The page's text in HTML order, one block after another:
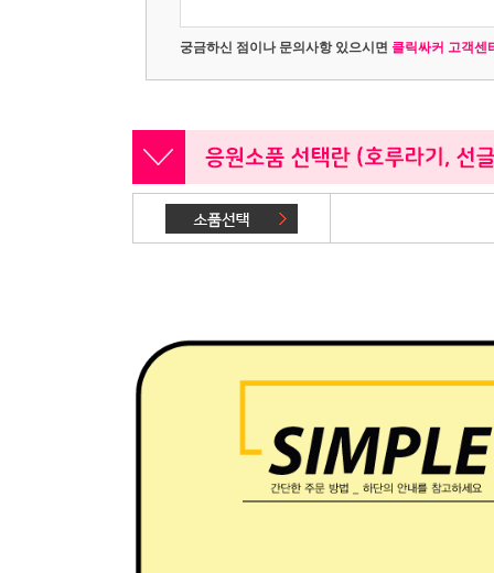
궁금하신 점이나 문의사항 있으시면 클릭싸커 고객센